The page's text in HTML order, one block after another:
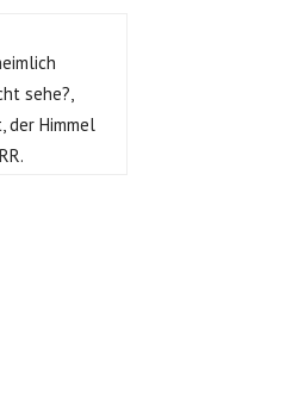
sehe?,
der Himmel